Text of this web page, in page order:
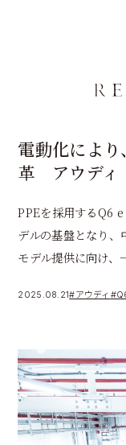
電動化によ
革 アウディ
PPEを採用するQ6
デルの基盤となり
モデル提供に向け、
2025.08.21#アウディ